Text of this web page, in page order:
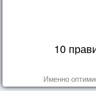
10
Именно